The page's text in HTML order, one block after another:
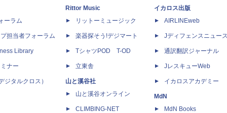
ーラム
担当者フォーラム
Library
ナー
ジタルクロス）
Rittor Music
リットーミュージック
楽器探そう!デジマート
TシャツPOD T-OD
立東舎
山と溪谷社
山と溪谷オンライン
CLIMBING-NET
イカロス出版
AIRLINEweb
Jディフェンスニュー
通訳翻訳ジャーナル
JレスキューWeb
イカロスアカデミー
MdN
MdN Books